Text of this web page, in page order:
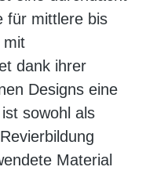
für mittlere bis
mit
dank ihrer
Designs eine
sowohl als
Material